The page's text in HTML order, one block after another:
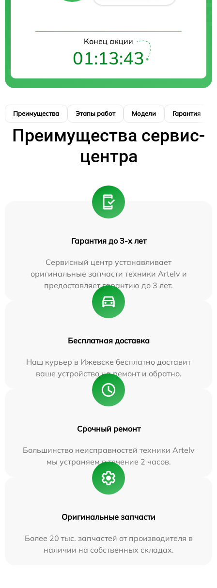
Конец акции
01:13:42
Преимущества Этапы работ Модели Гарантия
Преимущества сервис-
центра
Гарантия до 3-х лет
Сервисный центр устанавливает
оригинальные запчасти техники Artelv и
предоставляет гарантию до 3 лет.
Бесплатная доставка
Наш курьер в Ижевске бесплатно доставит
ваше устройство на ремонт и обратно.
Срочный ремонт
Большинство неисправностей техники Artelv
мы устраняем в течение 2 часов.
Оригинальные запчасти
Более 20 тыс. запчастей от производителя в
наличии на собственных складах.